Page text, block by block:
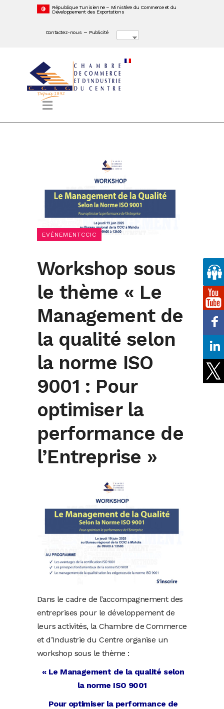
République Tunisienne – Ministère du Commerce et du
Développement des Exportations
Contactez-nous – Publicité
EVÉNEMENTCCIC
Workshop sous
le thème « Le
Management de
la qualité selon
la norme ISO
9001 : Pour
optimiser la
performance de
l’Entreprise »
Dans le cadre de l’accompagnement des
entreprises pour le développement de
leurs activités, la Chambre de Commerce
et d’Industrie du Centre organise un
workshop sous le thème :
« Le Management de la qualité selon
la norme ISO 9001
Pour optimiser la performance de